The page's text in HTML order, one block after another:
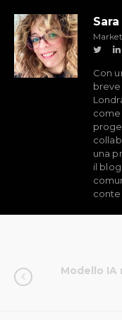
Con
una
il
Modello IA